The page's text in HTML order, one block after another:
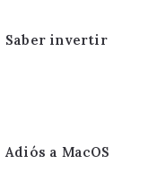
Saber invertir
Adiós a MacOS